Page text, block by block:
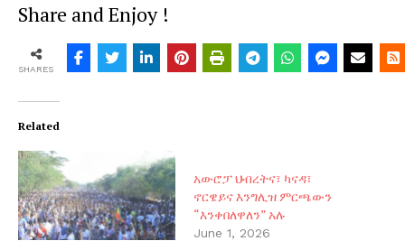
Share and Enjoy !
SHARES
Related
አውሮፓ ህብረትና፣ ካናዳ፣
ኖርዌይና እንግሊዝ ምርጫውን
“እንቀበለዋለን” አሉ
June 1, 2026